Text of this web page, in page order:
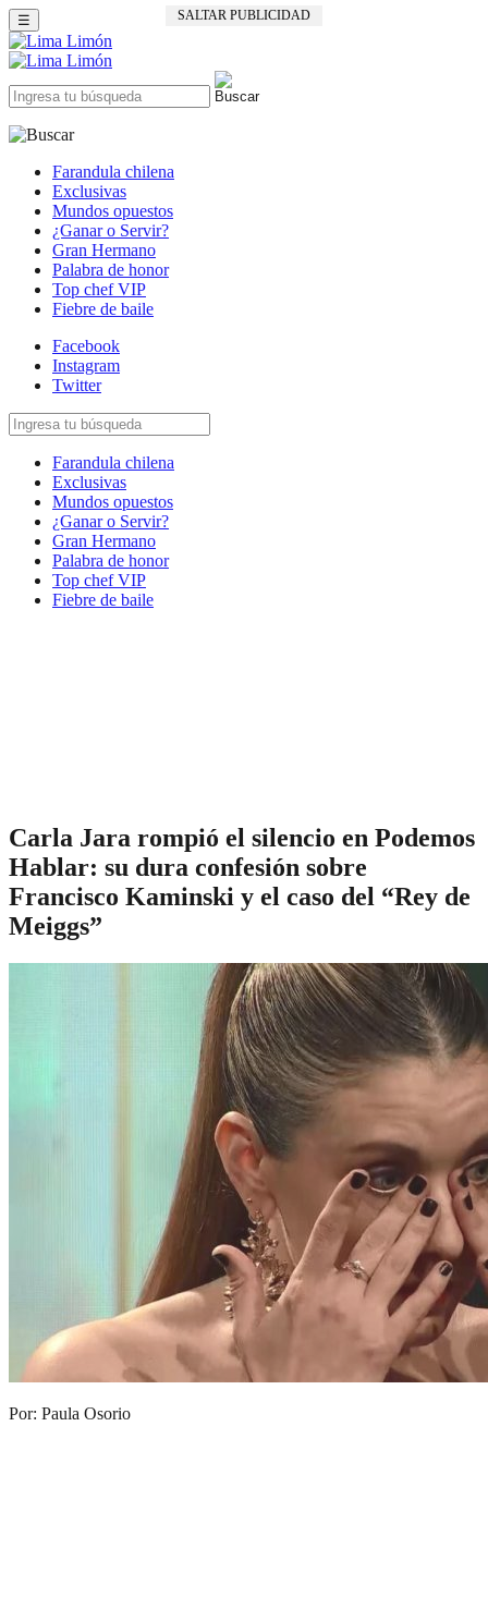
SALTAR PUBLICIDAD
☰
Farandula chilena
Exclusivas
Mundos opuestos
¿Ganar o Servir?
Gran Hermano
Palabra de honor
Top chef VIP
Fiebre de baile
Facebook
Instagram
Twitter
Farandula chilena
Exclusivas
Mundos opuestos
¿Ganar o Servir?
Gran Hermano
Palabra de honor
Top chef VIP
Fiebre de baile
Carla Jara rompió el silencio en Podemos
Hablar: su dura confesión sobre
Francisco Kaminski y el caso del “Rey de
Meiggs”
Por: Paula Osorio